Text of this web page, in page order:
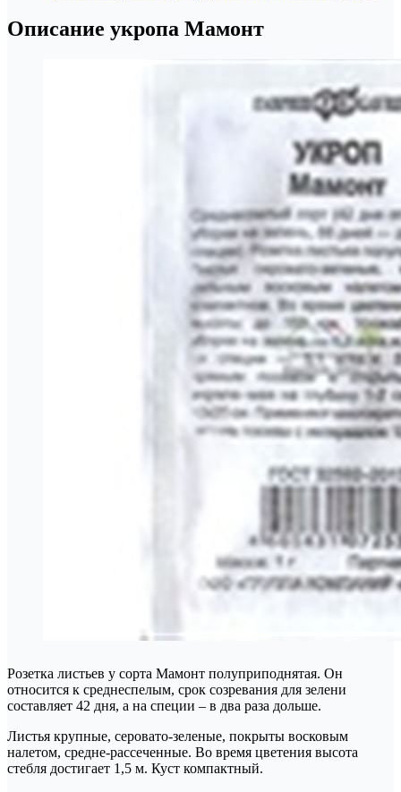
Описание укропа Мамонт
Розетка листьев у сорта Мамонт полуприподнятая. Он
относится к среднеспелым, срок созревания для зелени
составляет 42 дня, а на специи – в два раза дольше.
Листья крупные, серовато-зеленые, покрыты восковым
налетом, средне-рассеченные. Во время цветения высота
стебля достигает 1,5 м. Куст компактный.